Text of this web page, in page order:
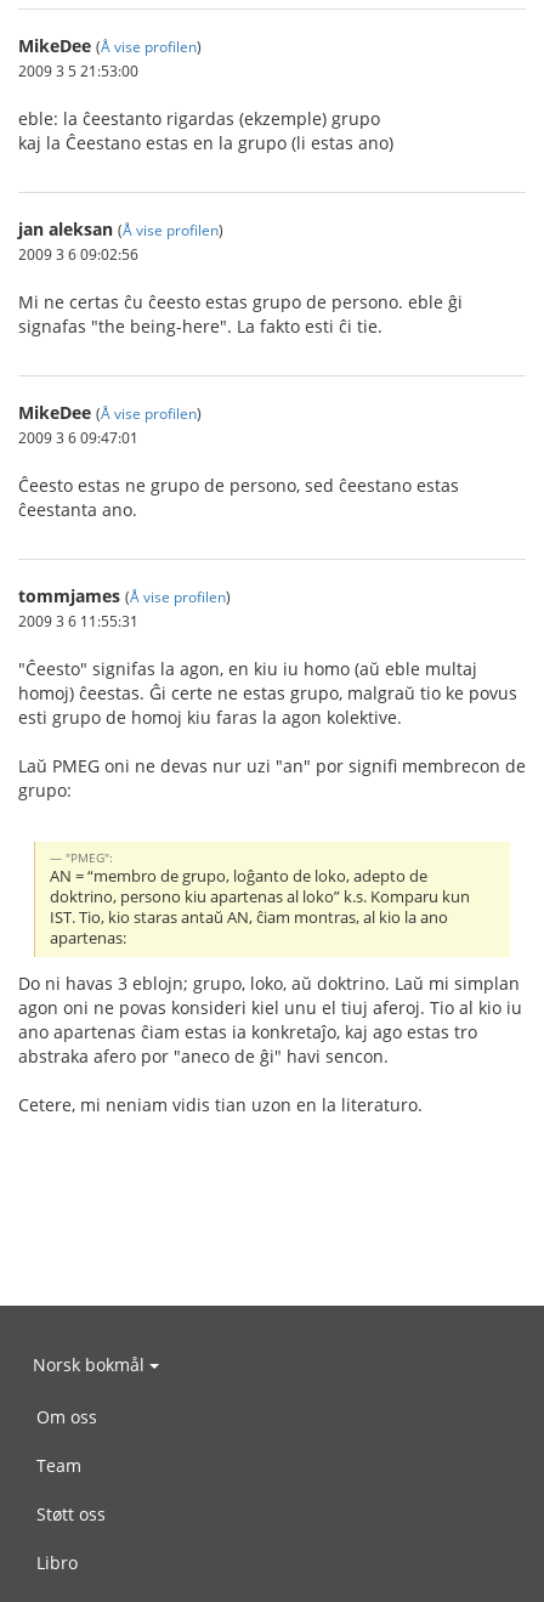
MikeDee (Å vise profilen)
2009 3 5 21:53:00
eble: la ĉeestanto rigardas (ekzemple) grupo
kaj la Ĉeestano estas en la grupo (li estas ano)
jan aleksan (Å vise profilen)
2009 3 6 09:02:56
Mi ne certas ĉu ĉeesto estas grupo de persono. eble ĝi
signafas "the being-here". La fakto esti ĉi tie.
MikeDee (Å vise profilen)
2009 3 6 09:47:01
Ĉeesto estas ne grupo de persono, sed ĉeestano estas
ĉeestanta ano.
tommjames (Å vise profilen)
2009 3 6 11:55:31
"Ĉeesto" signifas la agon, en kiu iu homo (aŭ eble multaj
homoj) ĉeestas. Ĝi certe ne estas grupo, malgraŭ tio ke povus
esti grupo de homoj kiu faras la agon kolektive.
Laŭ PMEG oni ne devas nur uzi "an" por signifi membrecon de
grupo:
"PMEG":
AN = “membro de grupo, loĝanto de loko, adepto de
doktrino, persono kiu apartenas al loko” k.s. Komparu kun
IST. Tio, kio staras antaŭ AN, ĉiam montras, al kio la ano
apartenas:
Do ni havas 3 eblojn; grupo, loko, aŭ doktrino. Laŭ mi simplan
agon oni ne povas konsideri kiel unu el tiuj aferoj. Tio al kio iu
ano apartenas ĉiam estas ia konkretaĵo, kaj ago estas tro
abstraka afero por "aneco de ĝi" havi sencon.
Cetere, mi neniam vidis tian uzon en la literaturo.
Norsk bokmål
Om oss
Team
Støtt oss
Libro